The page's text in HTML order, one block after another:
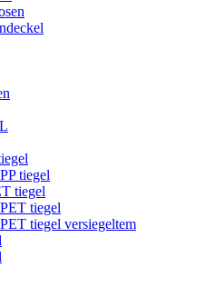
tiegel
tiegel
tiegel
tiegel versiegeltem